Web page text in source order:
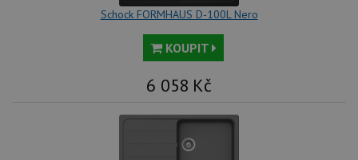
Schock FORMHAUS D-100L Nero
KOUPIT
6 058 Kč